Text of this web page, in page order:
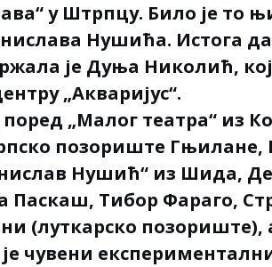
у Штрпцу. Било је то
Нушића. Истога
је Дуња Николић,
„Акваријус“.
„Малог театра“ из
позориште Гњилане,
Нушић“ из Шида,
Паскаш, Тибор Фараго,
(луткарско позориште),
је чувени